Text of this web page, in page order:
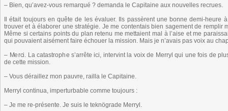
– Bien, qu’avez-vous remarqué ? demanda le Capitaine aux nouvelles recrues.
Il était toujours en quête de les évaluer. Ils passèrent une bonne demi-
trouver et à élaborer une stratégie. Je me contentais bien sagement de remplir
Même si certains points du plan retenu me mettaient mal à l’aise et me
qui pouvaient aisément faire échouer la mission. Mais je n’avais pas voix au
– Merci. La catastrophe s’arrête ici, intervint la voix de Merryl qui une fois de
de cette mission.
– Vous déraillez mon pauvre, railla le Capitaine.
Merryl continua, imperturbable comme toujours :
– Je me re-présente. Je suis le teknögrade Merryl.